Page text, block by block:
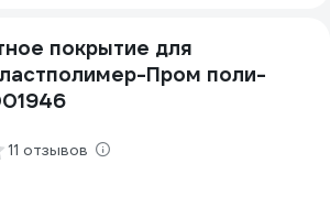
покрытие для
Пром поли-
11 отзывов